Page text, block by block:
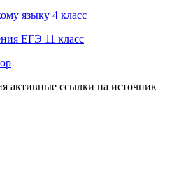
языку 4 класс
ЕГЭ 11 класс
активные ссылки на источник